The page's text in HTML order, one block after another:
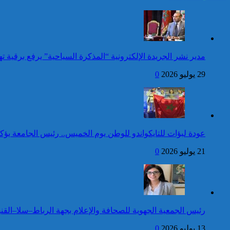
24 قتيلا و2861 جريحا
حصيلة حوادث السير
بالمناطق الحضرية خلال
الأسبوع المنصرم
حصيلة حوادث السير
عيد العرش: جلالة الملك
يتلقى برقية تهنئة من رئيس
أوكرانيا
جلالة الملك يتوصل ببرقية
تهنئة من الوزير الأول لسانت
لوسيا بمناسبة عيد العرش
المجيد
المديرية العامة للأمن الوطني تؤكد
أن الادعاءات التي نشرتها صحيفة
بريطاني عارية من الصحة
توقيف شخص للاشتباه في تورطه
في ارتكاب جريمة السرقة
كاريكاتير
كاريكاتير
مدير نشر الجريدة الإلكترونية “المذكرة السياحية” يرفع
29 يوليو 2026 0
عودة لبؤات للتايكواندو للوطن يوم الخميس.. رئيس الجامعة
21 يوليو 2026 0
رئيس الجمعية الجهوية للصحافة والإعلام بجهة